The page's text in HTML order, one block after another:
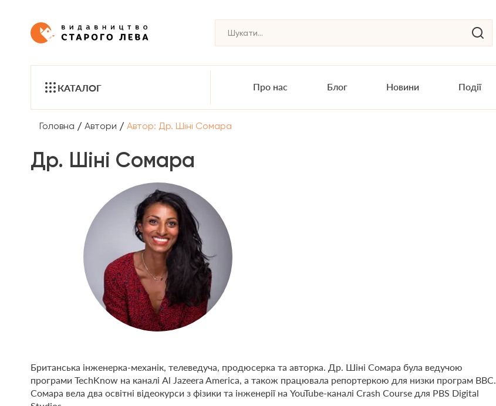
КАТАЛОГ Про нас Блог Новини Події
Головна / Автори / Автор: Др. Шіні Сомара
Др. Шіні Сомара
Британська інженерка-механік, телеведуча, продюсерка та авторка. Др. Шіні Сомара була ведучою
програми TechKnow на каналі Al Jazeera America, а також працювала репортеркою для низки програм BBC.
Сомара вела два освітні відеокурси з фізики та інженерії на YouTube-каналі Crash Course для PBS Digital